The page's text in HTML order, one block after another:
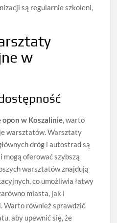
są regularnie szkoleni,
w
opon w Koszalinie, warto
warsztatów. Warsztaty
dróg i autostrad są
mogą oferować szybszą
warsztatów znajdują
co umożliwia łatwy
miasta, jak i
Warto również sprawdzić
aby upewnić się, że